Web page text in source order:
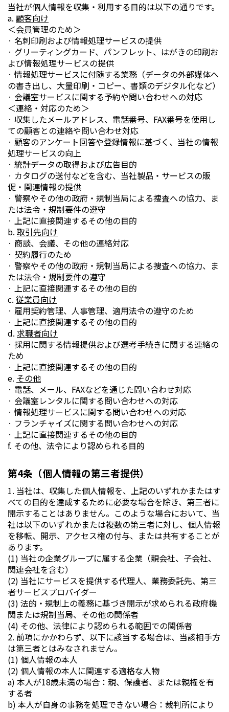
当社が個人情報を収集・利用する目的は以下の通りです。
a. 顧客向け
＜会員管理のため＞
· 名刺印刷および情報処理サービスの提供
· グリーティングカード、パンフレット、はがきの印刷お
よび情報処理サービスの提供
· 情報処理サービスに付随する業務（データの外部媒体へ
の書き出し、大量印刷・コピー、書類のデジタル化など）
· 会議室サービスに関する予約や問い合わせへの対応
＜連絡・対応のため＞
· 収集したメールアドレス、電話番号、FAX番号を使用し
ての顧客との連絡や問い合わせ対応
· 顧客のアンケート回答や登録情報に基づく、当社の情報
処理サービスの向上
· 統計データの取得および広告目的
· カタログの送付などを含む、当社製品・サービスの販
促・関連情報の提供
· 警察やその他の政府・規制当局による捜査への協力、ま
たは法令・規制要件の遵守
· 上記に直接関連するその他の目的
b. 取引先向け
· 商談、会議、その他の連絡対応
· 契約履行のため
· 警察やその他の政府・規制当局による捜査への協力、ま
たは法令・規制要件の遵守
· 上記に直接関連するその他の目的
c. 従業員向け
· 雇用契約管理、人事管理、適用法令の遵守のため
· 上記に直接関連するその他の目的
d. 求職者向け
· 採用に関する情報提供および選考手続きに関する連絡の
ため
· 上記に直接関連するその他の目的
e. その他
· 電話、メール、FAXなどを通じた問い合わせ対応
· 会議室レンタルに関する問い合わせへの対応
· 情報処理サービスに関する問い合わせへの対応
· フランチャイズに関する問い合わせへの対応
· 上記に直接関連するその他の目的
f. その他、法令により認められる目的
第4条（個人情報の第三者提供）
1. 当社は、収集した個人情報を、上記のいずれかまたはす
べての目的を達成するために必要な場合を除き、第三者に
開示することはありません。このような場合において、当
社は以下のいずれかまたは複数の第三者に対し、個人情報
を移転、開示、アクセス権の付与、または共有することが
あります。
(1) 当社の企業グループに属する企業（親会社、子会社、
関連会社を含む）
(2) 当社にサービスを提供する代理人、業務委託先、第三
者サービスプロバイダー
(3) 法的・規制上の義務に基づき開示が求められる政府機
関または規制当局、その他の関係者
(4) その他、法律により認められる範囲での関係者
2. 前項にかかわらず、以下に該当する場合は、当該相手方
は第三者とはみなされません。
(1) 個人情報の本人
(2) 個人情報の本人に関連する適格な人物
a) 本人が18歳未満の場合：親、保護者、または親権を有
する者
b) 本人が自身の事務を処理できない場合：裁判所により